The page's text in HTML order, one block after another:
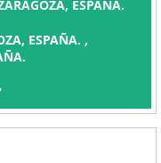
ESPAÑA.
ESPAÑA. ,